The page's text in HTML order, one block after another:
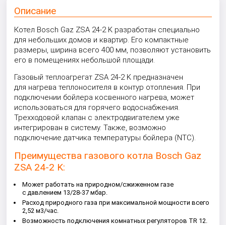
Описание
Котел Bosch Gaz ZSA 24-2 K разработан специально
для небольших домов и квартир. Его компактные
размеры, ширина всего 400 мм, позволяют установить
его в помещениях небольшой площади.
Газовый теплоагрегат ZSA 24-2 K предназначен
для нагрева теплоносителя в контур отопления. При
подключении бойлера косвенного нагрева, может
использоваться для горячего водоснабжения.
Трехходовой клапан с электродвигателем уже
интегрирован в систему. Также, возможно
подключение датчика температуры бойлера (NTC).
Преимущества газового котла Bosch Gaz
ZSA 24-2 K:
Может работать на природном/сжиженном газе
с давлением 13/28-37 мбар.
Расход природного газа при максимальной мощности всего
2,52 м3/час.
Возможность подключения комнатных регуляторов TR 12.